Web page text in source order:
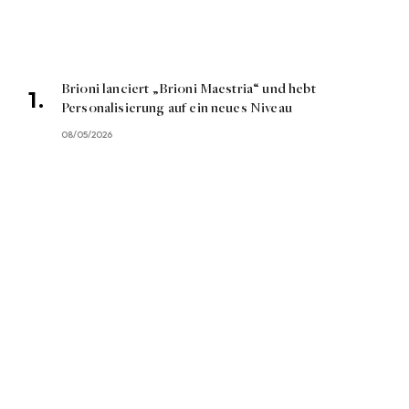
Brioni lanciert „Brioni Maestria“ und hebt
Personalisierung auf ein neues Niveau
08/05/2026